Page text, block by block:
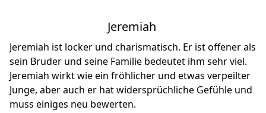
Jeremiah
Jeremiah ist locker und charismatisch. Er ist offener als
sein Bruder und seine Familie bedeutet ihm sehr viel.
Jeremiah wirkt wie ein fröhlicher und etwas verpeilter
Junge, aber auch er hat widersprüchliche Gefühle und
muss einiges neu bewerten.